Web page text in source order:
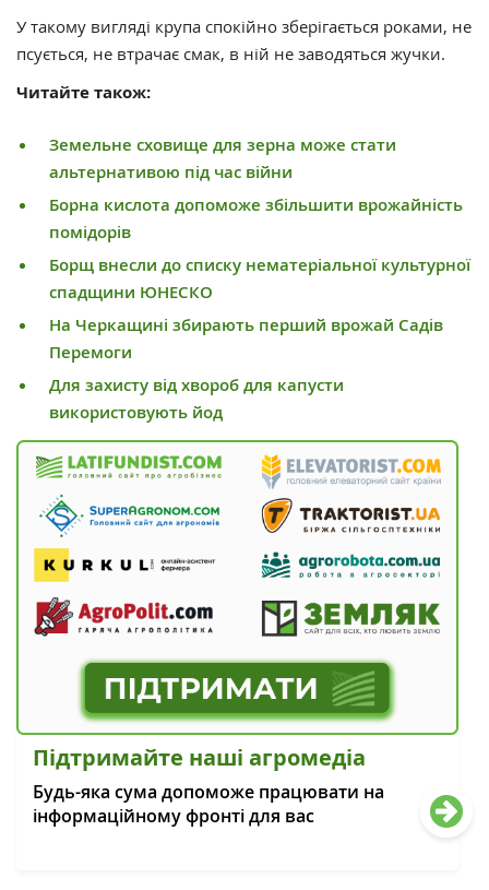
У такому вигляді крупа спокійно зберігається роками, не
псується, не втрачає смак, в ній не заводяться жучки.
Читайте також:
Земельне сховище для зерна може стати
альтернативою під час війни
Борна кислота допоможе збільшити врожайність
помідорів
Борщ внесли до списку нематеріальної культурної
спадщини ЮНЕСКО
На Черкащині збирають перший врожай Садів
Перемоги
Для захисту від хвороб для капусти
використовують йод
Підтримайте наші агромедіа
Будь-яка сума допоможе працювати на
інформаційному фронті для вас